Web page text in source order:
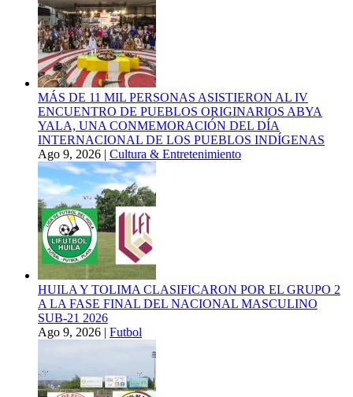
MÁS DE 11 MIL PERSONAS ASISTIERON AL IV
ENCUENTRO DE PUEBLOS ORIGINARIOS ABYA
YALA, UNA CONMEMORACIÓN DEL DÍA
INTERNACIONAL DE LOS PUEBLOS INDÍGENAS
Ago 9, 2026 | Cultura & Entretenimiento
HUILA Y TOLIMA CLASIFICARON POR EL GRUPO 2
A LA FASE FINAL DEL NACIONAL MASCULINO
SUB-21 2026
Ago 9, 2026 | Futbol